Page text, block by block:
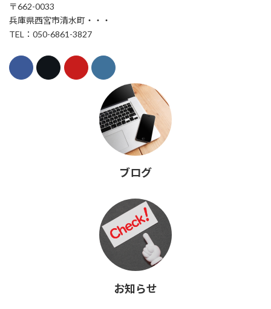
〒662-0033
兵庫県西宮市清水町・・・
TEL：050-6861-3827
ブログ
お知らせ